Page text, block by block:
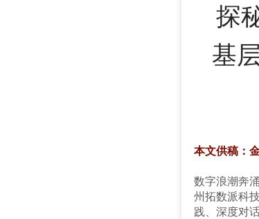
探
基
本文供稿：
数字浪潮奔
州拓数派科
践、深度对